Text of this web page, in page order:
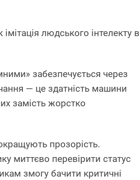
людського інтелекту в
забезпечується через
— це здатність машини
замість жорстко
прозорість.
миттєво перевірити статус
змогу бачити критичні